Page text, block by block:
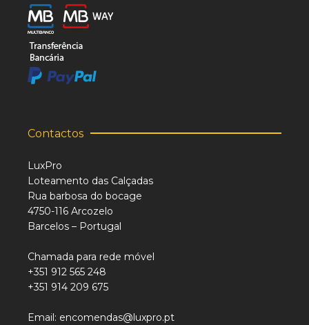
Contactos
LuxPro
Loteamento das Calçadas
Rua barbosa do bocage
4750-116 Arcozelo
Barcelos – Portugal
Chamada para rede móvel
+351 912 565 248
+351 914 209 675
Email: encomendas@luxpro.pt